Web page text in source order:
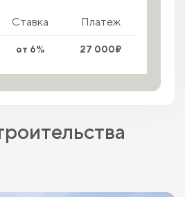
Ставка Платеж
от 6% 27 000₽